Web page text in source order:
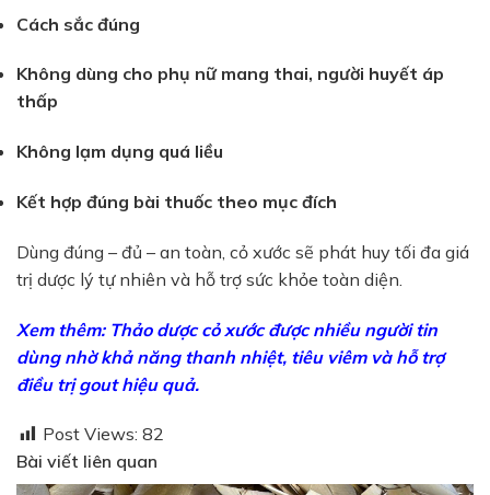
Cách sắc đúng
Không dùng cho phụ nữ mang thai, người huyết áp
thấp
Không lạm dụng quá liều
Kết hợp đúng bài thuốc theo mục đích
Dùng đúng – đủ – an toàn, cỏ xước sẽ phát huy tối đa giá
trị dược lý tự nhiên và hỗ trợ sức khỏe toàn diện.
Xem thêm:Thảo dược cỏ xước được nhiều người tin
dùng nhờ khả năng thanh nhiệt, tiêu viêm và hỗ trợ
điều trị gout hiệu quả.
Post Views: 82
Bài viết liên quan